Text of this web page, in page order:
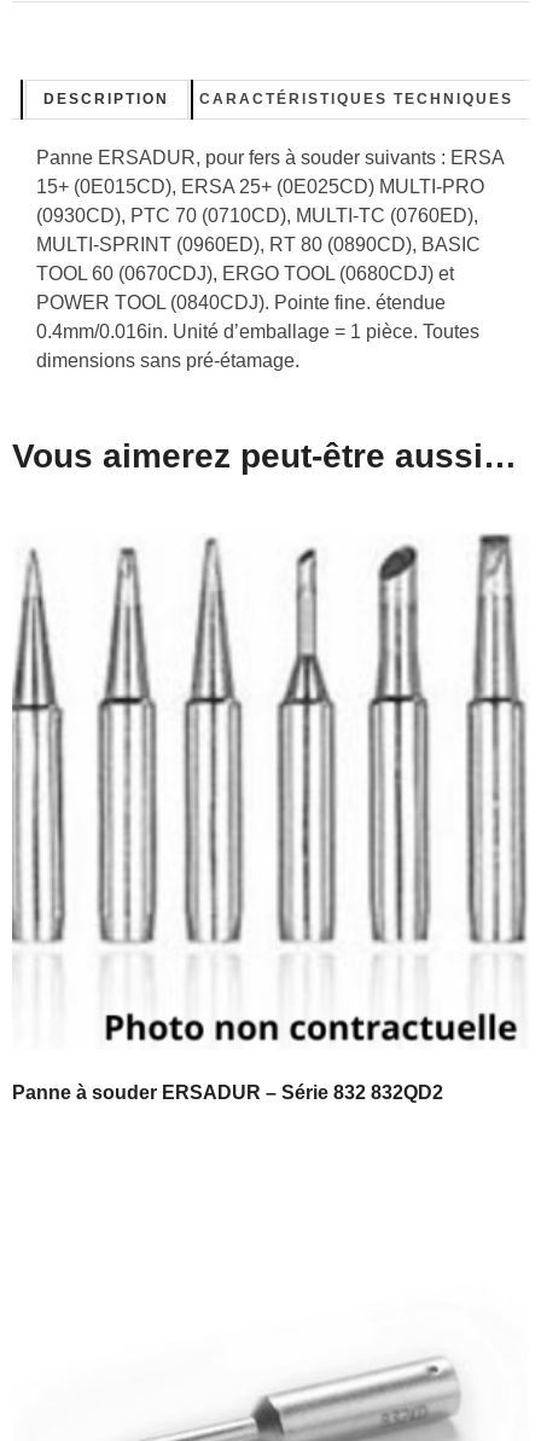
DESCRIPTION CARACTÉRISTIQUES TECHNIQUES
Panne ERSADUR, pour fers à souder suivants : ERSA
15+ (0E015CD), ERSA 25+ (0E025CD) MULTI-PRO
(0930CD), PTC 70 (0710CD), MULTI-TC (0760ED),
MULTI-SPRINT (0960ED), RT 80 (0890CD), BASIC
TOOL 60 (0670CDJ), ERGO TOOL (0680CDJ) et
POWER TOOL (0840CDJ). Pointe fine. étendue
0.4mm/0.016in. Unité d’emballage = 1 pièce. Toutes
dimensions sans pré-étamage.
Vous aimerez peut-être aussi…
Panne à souder ERSADUR – Série 832 832QD2